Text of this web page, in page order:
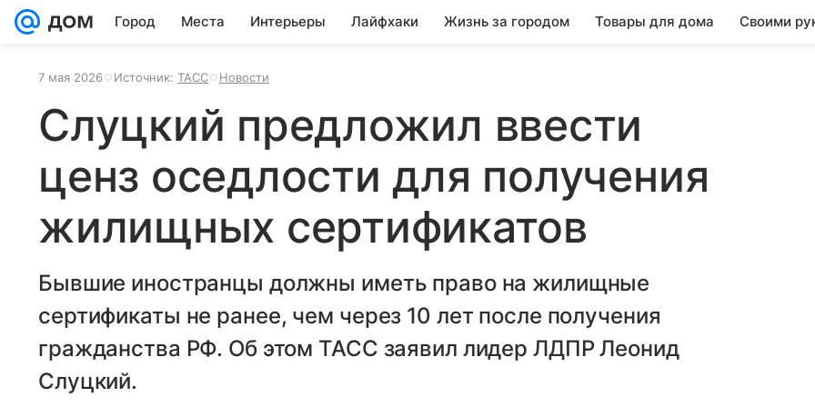
Город Места Интерьеры Лайфхаки Жизнь за городом Товары для дома Своими
7 мая 2026 Источник: ТАСС Новости
Слуцкий предложил ввести
ценз оседлости для получения
жилищных сертификатов
Бывшие иностранцы должны иметь право на жилищные
сертификаты не ранее, чем через 10 лет после получения
гражданства РФ. Об этом ТАСС заявил лидер ЛДПР Леонид
Слуцкий.